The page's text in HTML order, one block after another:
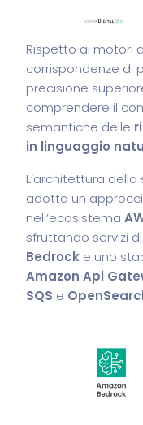
Rispetto ai motori
corrispondenze di
precisione
comprendere il
semantiche delle
in linguaggio
L’architettura
adotta un
nell’ecosistema
sfruttando servizi di
Bedrock e uno
Amazon Api
SQS e